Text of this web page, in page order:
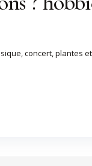
concert, plantes